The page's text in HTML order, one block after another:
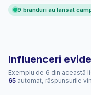
9 branduri au lansat
Influenceri
Exemplu de 6 din această
65 automat, răspunsurile